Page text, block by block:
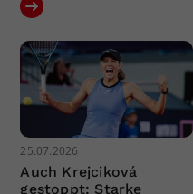
25.07.2026
Auch Krejciková
gestoppt: Starke